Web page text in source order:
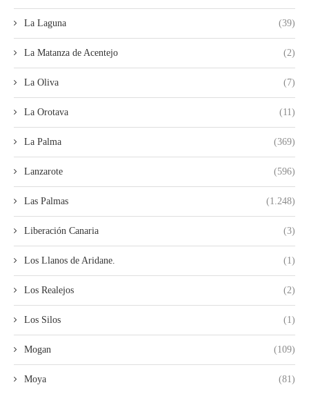
La Laguna (39)
La Matanza de Acentejo (2)
La Oliva (7)
La Orotava (11)
La Palma (369)
Lanzarote (596)
Las Palmas (1.248)
Liberación Canaria (3)
Los Llanos de Aridane. (1)
Los Realejos (2)
Los Silos (1)
Mogan (109)
Moya (81)